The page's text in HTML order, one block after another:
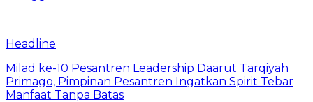
Headline
Milad ke-10 Pesantren Leadership Daarut Tarqiyah
Primago, Pimpinan Pesantren Ingatkan Spirit Tebar
Manfaat Tanpa Batas